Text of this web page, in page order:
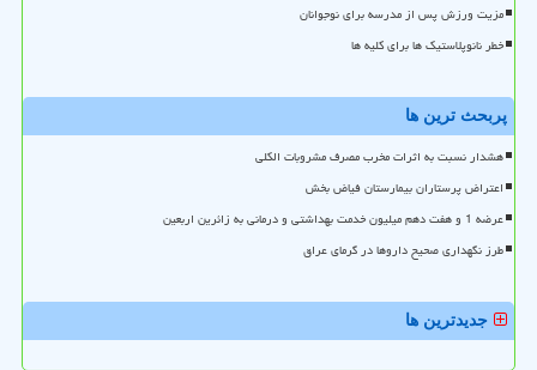
مزیت ورزش پس از مدرسه برای نوجوانان
خطر نانوپلاستیک ها برای کلیه ها
پربحث ترین ها
هشدار نسبت به اثرات مخرب مصرف مشروبات الکلی
اعتراض پرستاران بیمارستان فیاض بخش
عرضه 1 و هفت دهم میلیون خدمت بهداشتی و درمانی به زائرین اربعین
طرز نگهداری صحیح داروها در گرمای عراق
جدیدترین ها